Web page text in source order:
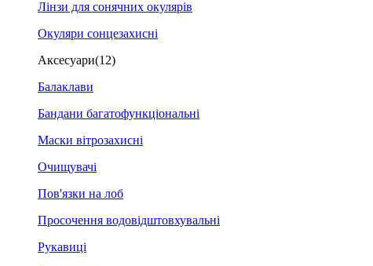
Лінзи для сонячних окулярів
Окуляри сонцезахисні
Аксесуари(12)
Балаклави
Бандани багатофункціональні
Маски вітрозахисні
Очищувачі
Пов'язки на лоб
Просочення водовідштовхувальні
Рукавиці